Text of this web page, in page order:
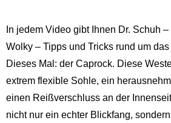
In jedem Video gibt Ihnen Dr. Schuh
Wolky – Tipps und Tricks rund um
Dieses Mal: der Caprock. Diese
extrem flexible Sohle, ein
einen Reißverschluss an der
nicht nur ein echter Blickfang,